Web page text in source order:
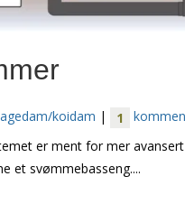
koidam | 1
er ment for mer
et svømmebasseng....